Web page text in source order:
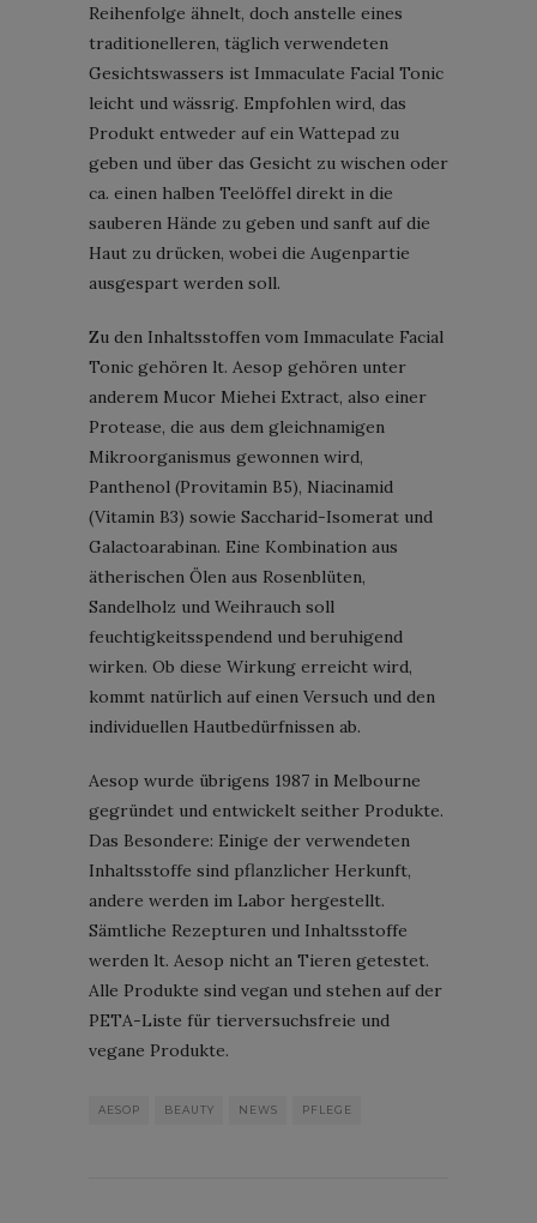
Reihenfolge ähnelt, doch anstelle eines
traditionelleren, täglich verwendeten
Gesichtswassers ist Immaculate Facial Tonic
leicht und wässrig. Empfohlen wird, das
Produkt entweder auf ein Wattepad zu
geben und über das Gesicht zu wischen oder
ca. einen halben Teelöffel direkt in die
sauberen Hände zu geben und sanft auf die
Haut zu drücken, wobei die Augenpartie
ausgespart werden soll.
Zu den Inhaltsstoffen vom Immaculate Facial
Tonic gehören lt. Aesop gehören unter
anderem Mucor Miehei Extract, also einer
Protease, die aus dem gleichnamigen
Mikroorganismus gewonnen wird,
Panthenol (Provitamin B5), Niacinamid
(Vitamin B3) sowie Saccharid-Isomerat und
Galactoarabinan. Eine Kombination aus
ätherischen Ölen aus Rosenblüten,
Sandelholz und Weihrauch soll
feuchtigkeitsspendend und beruhigend
wirken. Ob diese Wirkung erreicht wird,
kommt natürlich auf einen Versuch und den
individuellen Hautbedürfnissen ab.
Aesop wurde übrigens 1987 in Melbourne
gegründet und entwickelt seither Produkte.
Das Besondere: Einige der verwendeten
Inhaltsstoffe sind pflanzlicher Herkunft,
andere werden im Labor hergestellt.
Sämtliche Rezepturen und Inhaltsstoffe
werden lt. Aesop nicht an Tieren getestet.
Alle Produkte sind vegan und stehen auf der
PETA-Liste für tierversuchsfreie und
vegane Produkte.
AESOP BEAUTY NEWS PFLEGE